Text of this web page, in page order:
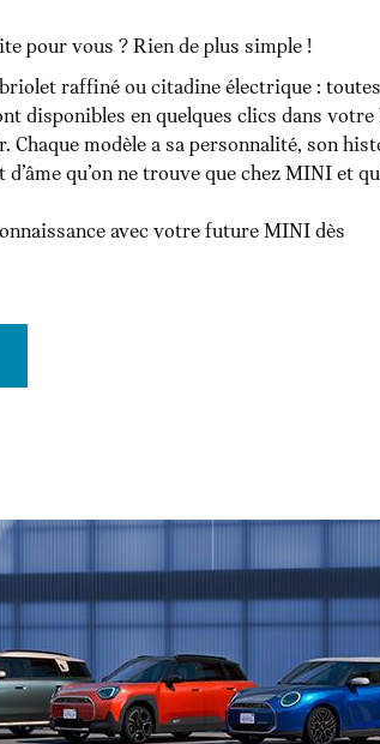
pour vous ? Rien de plus simple !
raffiné ou citadine électrique :
disponibles en quelques clics dans
Chaque modèle a sa personnalité, son
qu’on ne trouve que chez MINI et
avec votre future MINI dès